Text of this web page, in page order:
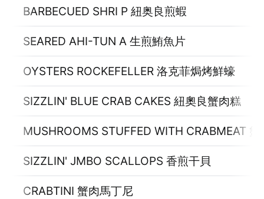
BARBECUED SHRI P 紐奥良煎蝦
SEARED AHI-TUN A 生煎鮪魚片
OYSTERS ROCKEFELLER 洛克菲焗烤鮮蠔
SIZZLIN' BLUE CRAB CAKES 紐奧良蟹肉糕
MUSHROOMS STUFFED WITH CRABMEAT
SIZZLIN' JMBO SCALLOPS 香煎干貝
CRABTINI 蟹肉馬丁尼